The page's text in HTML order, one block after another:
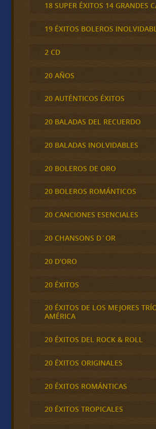
18 SUPER ÉXITOS 14 GRANDES
19 ÉXITOS BOLEROS
2 CD
20 AÑOS
20 AUTÉNTICOS ÉXITOS
20 BALADAS DEL RECUERDO
20 BALADAS INOLVIDABLES
20 BOLEROS DE ORO
20 BOLEROS ROMÁNTICOS
20 CANCIONES ESENCIALES
20 CHANSONS D´OR
20 D'ORO
20 ÉXITOS
20 ÉXITOS DE LOS MEJORES
AMÉRICA
20 ÉXITOS DEL ROCK & ROLL
20 ÉXITOS ORIGINALES
20 ÉXITOS ROMÁNTICAS
20 ÉXITOS TROPICALES